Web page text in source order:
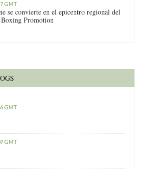
GMT
se convierte en el epicentro regional del
Promotion
GMT
GMT